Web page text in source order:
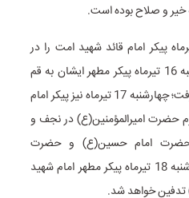
خیر و صلاح بوده است.
عزادار صبح دوشنبه 15 تیرماه پیکر امام قائد شهید امت را در
تهران تشییع خواهند کرد، سه‌شنبه 16 تیرماه پیکر مطهر ایشان به قم
برای تشییع و اقامه نماز خواهد رفت؛ چهارشنبه 17 تیرماه نیز پیکر امام
حضرت امیرالمؤمنین(ع) در نجف و
حضرت امام حسین(ع) و حضرت
عباس(س) برده خواهد شد، پنج‌شنبه 18 تیرماه پیکر مطهر امام شهید
خواهد شد.